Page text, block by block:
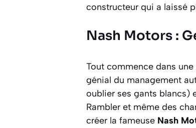
constructeur qui a laissé
Nash Motors :
Tout commence dans
génial du management
oublier ses gants blancs)
Rambler et même des
créer la fameuse Nash